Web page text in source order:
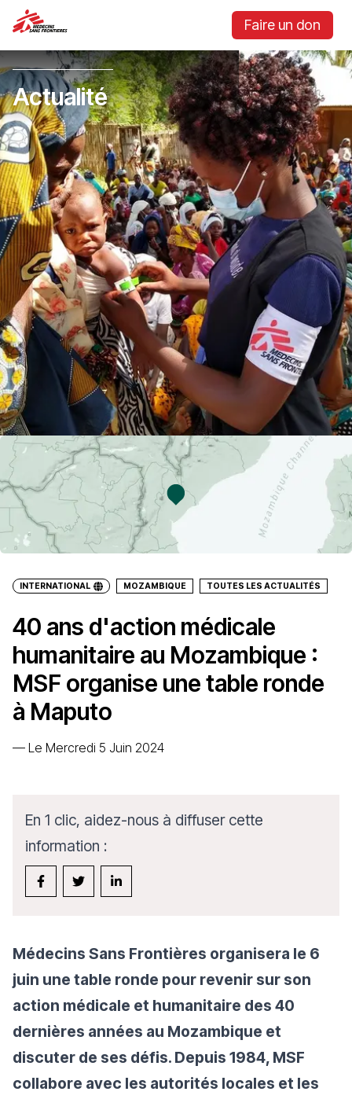
Faire un don
Actualité
INTERNATIONAL MOZAMBIQUE TOUTES LES ACTUALITÉS
40 ans d'action médicale
humanitaire au Mozambique :
MSF organise une table ronde
à Maputo
— Le Mercredi 5 Juin 2024
En 1 clic, aidez-nous à diffuser cette
information :
Médecins Sans Frontières organisera le 6
juin une table ronde pour revenir sur son
action médicale et humanitaire des 40
dernières années au Mozambique et
discuter de ses défis. Depuis 1984, MSF
collabore avec les autorités locales et les